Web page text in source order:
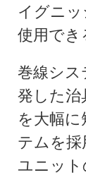
イグニ
使用でき
巻線シス
発した治
を大幅
テムを
ユニッ